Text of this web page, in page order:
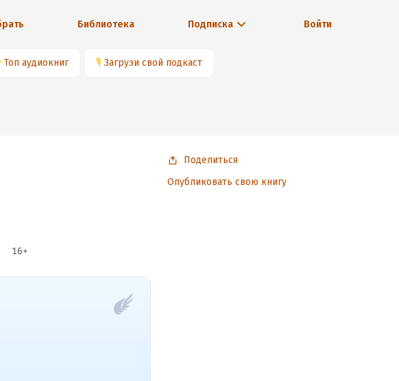
Библиотека Подписка Войти
Топ аудиокниг 🎙 Загрузи свой подкаст
16+
Поделиться
Опубликовать свою книгу